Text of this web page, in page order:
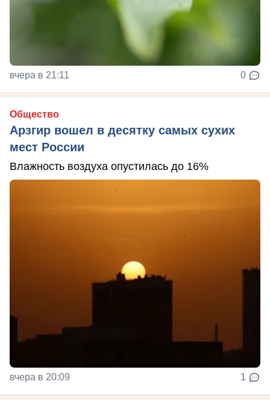
вчера в 21:11 0
Общество
Арзгир вошел в десятку самых сухих
мест России
Влажность воздуха опустилась до 16%
вчера в 20:09 1